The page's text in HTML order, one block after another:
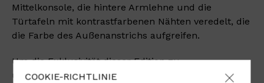
Mittelkonsole, die hintere Armlehne und die
Türtafeln mit kontrastfarbenen Nähten veredelt, die
die Farbe des Außenanstrichs aufgreifen.
Um die Exklusivität dieser Edition zu
unterstreichen, wurde die Kopfstütze am
COOKIE-RICHTLINIE